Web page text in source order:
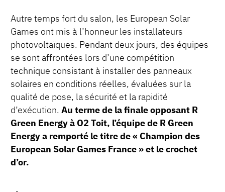
Autre temps fort du salon, les European Solar
Games ont mis à l’honneur les installateurs
photovoltaïques. Pendant deux jours, des équipes
se sont affrontées lors d’une compétition
technique consistant à installer des panneaux
solaires en conditions réelles, évaluées sur la
qualité de pose, la sécurité et la rapidité
d’exécution. Au terme de la finale opposant R
Green Energy à O2 Toit, l’équipe de R Green
Energy a remporté le titre de « Champion des
European Solar Games France » et le crochet
d’or.